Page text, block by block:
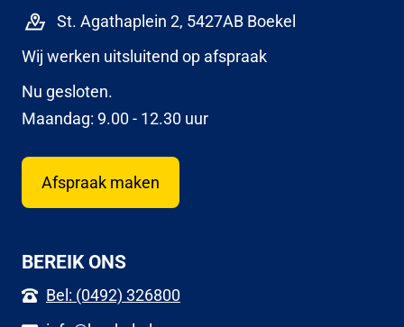
St. Agathaplein 2, 5427AB Boekel
Wij werken uitsluitend op afspraak
Nu gesloten.
Maandag: 9.00 - 12.30 uur
Afspraak maken
BEREIK ONS
Bel: (0492) 326800